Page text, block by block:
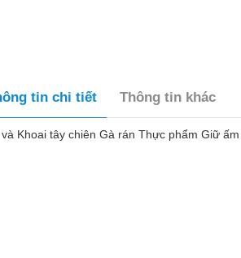
tin chi tiết Thông tin khác
Khoai tây chiên Gà rán Thực phẩm Giữ